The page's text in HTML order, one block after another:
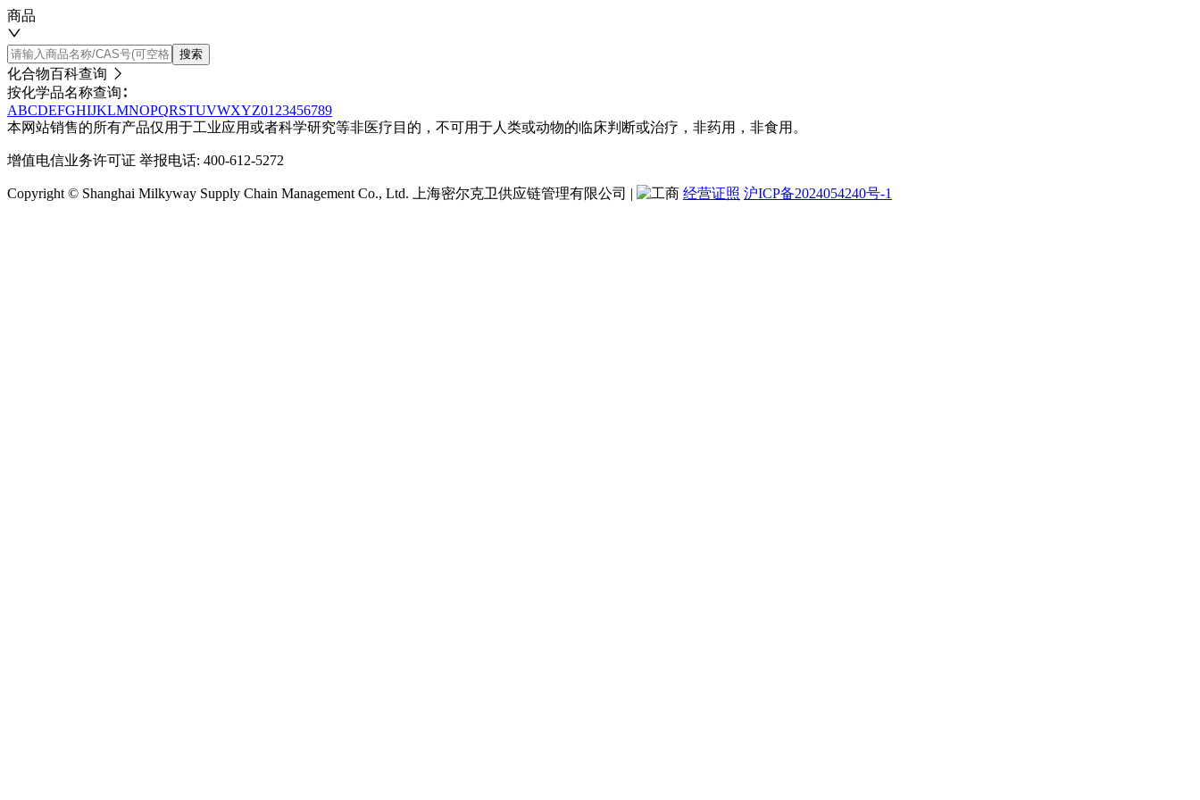
商品
搜索
化合物百科查询
按化学品名称查询∶
ABCDEFGHIJKLMNOPQRSTUVWXYZ01 23456789
本网站销售的所有产品仅用于工业应用或者科学研究等非医疗目的，不可用于人类或动物的临床判断或治疗，非药用，非食用。
增值电信业务许可证 举报电话: 400-612-5272
Copyright © Shanghai Milkyway Supply Chain Management Co., Ltd. 上海密尔克卫供应链管理有限公司 | 经营证照 沪ICP备2024054240号-1